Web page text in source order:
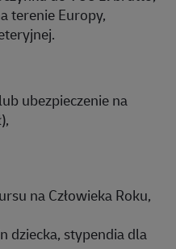
terenie Europy,
ubezpieczenie na
na Człowieka Roku,
dziecka, stypendia dla